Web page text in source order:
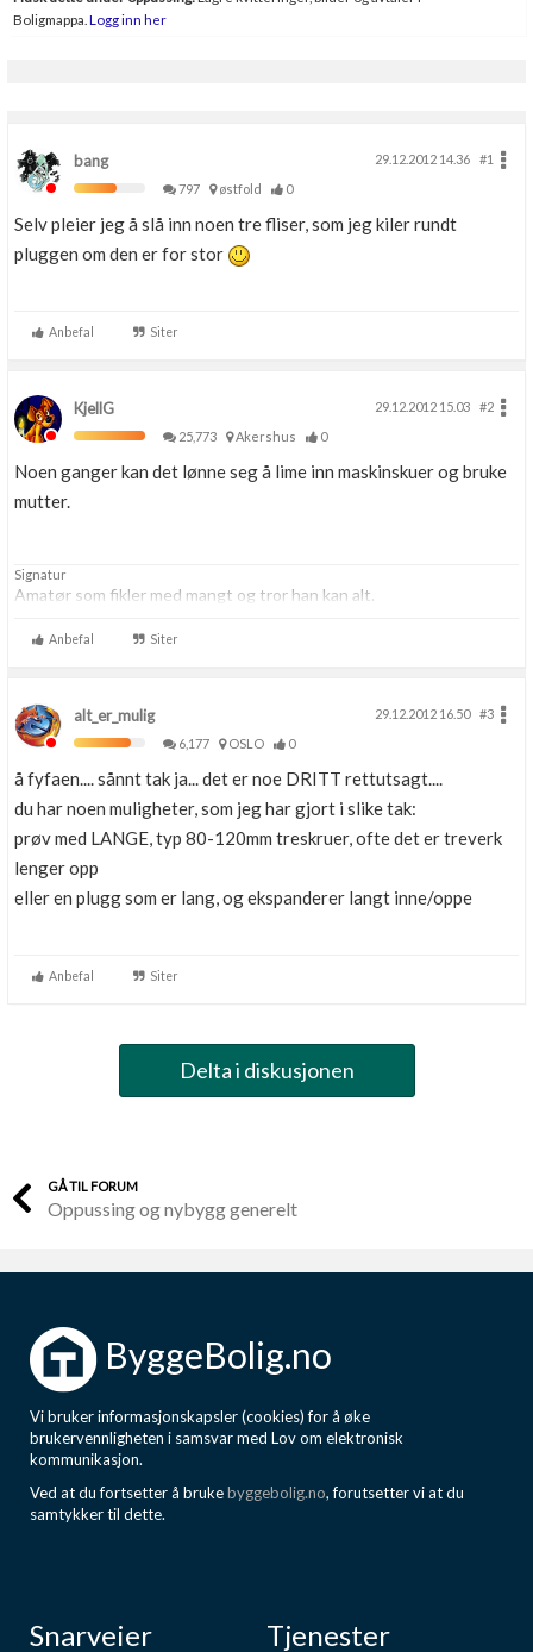
Boligmappa. Logg inn her
bang 29.12.2012 14.36
#1
797
østfold 0
Selv pleier jeg å slå inn noen tre fliser, som jeg kiler rundt
pluggen om den er for stor
Anbefal Siter
KjellG 29.12.2012 15.03
#2
25,773
Akershus 0
Noen ganger kan det lønne seg å lime inn maskinskuer og bruke
mutter.
Signatur
Amatør som fikler med mangt og tror han kan alt.
Anbefal Siter
alt_er_mulig 29.12.2012 16.50
#3
6,177
OSLO 0
å fyfaen.... sånnt tak ja... det er noe DRITT rettutsagt....
du har noen muligheter, som jeg har gjort i slike tak:
prøv med LANGE, typ 80-120mm treskruer, ofte det er treverk
lenger opp
eller en plugg som er lang, og ekspanderer langt inne/oppe
Anbefal Siter
Delta i diskusjonen
GÅ TIL FORUM
Oppussing og nybygg generelt
ByggeBolig.no
Vi bruker informasjonskapsler (cookies) for å øke
brukervennligheten i samsvar med Lov om elektronisk
kommunikasjon.
Ved at du fortsetter å brukebyggebolig.no, forutsetter vi at du
samtykker til dette.
Snarveier Tjenester